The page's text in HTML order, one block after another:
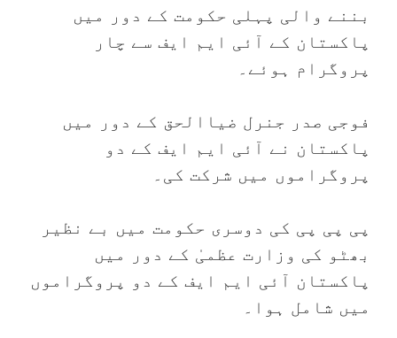
بننے والی پہلی حکومت کے دور میں
پاکستان کے آئی ایم ایف سے چار
پروگرام ہوئے۔
فوجی صدر جنرل ضیاالحق کے دور میں
پاکستان نے آئی ایم ایف کے دو
پروگراموں میں شرکت کی۔
پی پی پی کی دوسری حکومت میں بے نظیر
بھٹو کی وزارت عظمیٰ کے دور میں
پاکستان آئی ایم ایف کے دو پروگراموں
میں شامل ہوا۔